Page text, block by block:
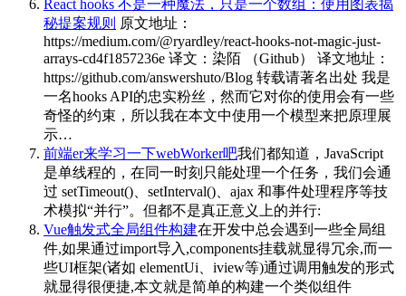
React hooks 不是一种魔法，只是一个数组：使用图表揭
秘提案规则 原文地址：
https://medium.com/@ryardley/react-hooks-not-magic-just-
arrays-cd4f1857236e 译文：染陌 （Github） 译文地址：
https://github.com/answershuto/Blog 转载请著名出处 我是
一名hooks API的忠实粉丝，然而它对你的使用会有一些
奇怪的约束，所以我在本文中使用一个模型来把原理展
示…
前端er来学习一下webWorker吧我们都知道，JavaScript
是单线程的，在同一时刻只能处理一个任务，我们会通
过 setTimeout()、setInterval()、ajax 和事件处理程序等技
术模拟“并行”。但都不是真正意义上的并行:
Vue触发式全局组件构建在开发中总会遇到一些全局组
件,如果通过import导入,components挂载就显得冗余,而一
些UI框架(诸如 elementUi、iview等)通过调用触发的形式
就显得很便捷,本文就是简单的构建一个类似组件